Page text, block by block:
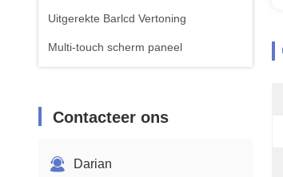
Uitgerekte Barlcd Vertoning
Multi-touch scherm paneel
Contacteer ons
Darian